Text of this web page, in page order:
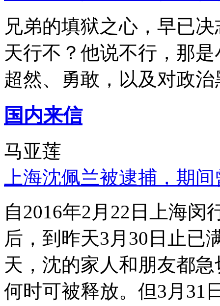
兄弟的填狱之心，早已
天行不？他说不行，那
超然、勇敢，以及对政
国内来信
马亚莲
上海沈佩兰被逮捕，期
自2016年2月22日上海
后，到昨天3月30日止已
天，沈的家人和朋友都
何时可被释放。但3月31